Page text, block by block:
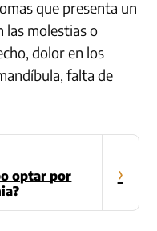
que presenta un
las molestias o
dolor en los
falta de
optar por
›